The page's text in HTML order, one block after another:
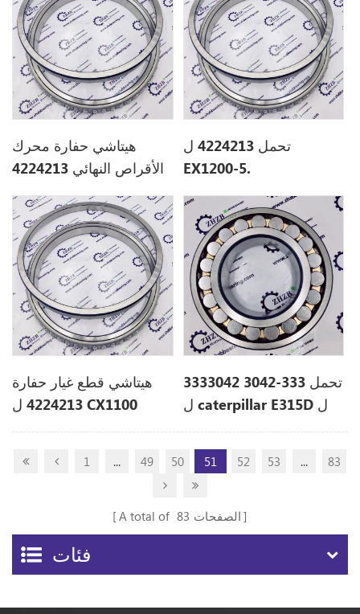
هيتاشي حفارة محرك
الأقراص النهائي 4224213
تحمل 4224213 ل
EX1200-5.
هيتاشي قطع غيار حفارة
4224213 ل CX1100
تحمل 333-3042 3333042
ل caterpillar E315D ل
1 ... 49 50 51 52 53 ... 83
A total of 83 الصفحات
فئات